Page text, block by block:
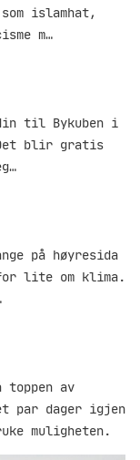
islamhat,
m…
til Bykuben i
Det blir gratis
på høyresida
for lite om klima.
av
par dager igjen
muligheten.